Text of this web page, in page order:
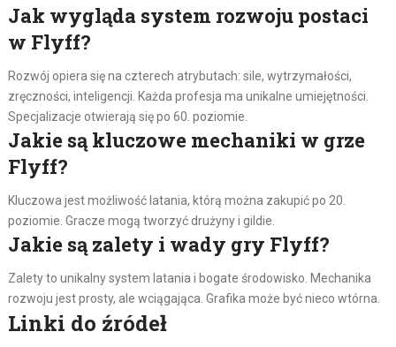
Jak wygląda system rozwoju postaci
w Flyff?
Rozwój opiera się na czterech atrybutach: sile, wytrzymałości,
zręczności, inteligencji. Każda profesja ma unikalne umiejętności.
Specjalizacje otwierają się po 60. poziomie.
Jakie są kluczowe mechaniki w grze
Flyff?
Kluczowa jest możliwość latania, którą można zakupić po 20.
poziomie. Gracze mogą tworzyć drużyny i gildie.
Jakie są zalety i wady gry Flyff?
Zalety to unikalny system latania i bogate środowisko. Mechanika
rozwoju jest prosty, ale wciągająca. Grafika może być nieco wtórna.
Linki do źródeł